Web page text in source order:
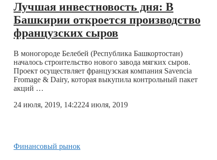
Лучшая инвестновость дня: В
Башкирии откроется производство
французских сыров
В моногороде Белебей (Республика Башкортостан)
началось строительство нового завода мягких сыров.
Проект осуществляет французская компания Savencia
Fromage & Dairy, которая выкупила контрольный пакет
акций …
24 июля, 2019, 14:2224 июля, 2019
Финансовый рынок